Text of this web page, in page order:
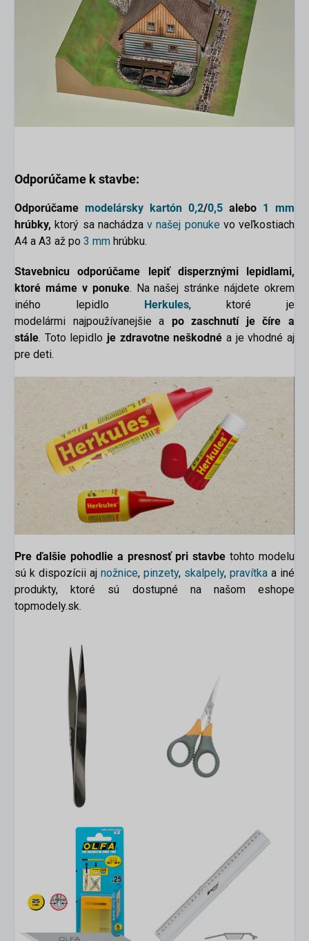
Odporúčame k stavbe:
Odporúčame modelársky kartón 0,2/0,5 alebo 1 mm
hrúbky, ktorý sa nachádza v našej ponuke vo veľkostiach
A4 a A3 až po 3 mm hrúbku.
Stavebnicuodporúčame lepiť disperznými lepidlami,
ktoré máme v ponuke. Na našej stránke nájdete okrem
iného lepidlo
Herkules, ktoré je
modelármi najpoužívanejšie a po zaschnutí je číre a
stále. Toto lepidlo je zdravotne neškodné a je vhodné aj
pre deti.
Pre ďalšie pohodlie a presnosť pri stavbe tohto modelu
sú k dispozícii aj nožnice, pinzety, skalpely, pravítka a iné
produkty, ktoré sú dostupné na našom eshope
topmodely.sk.